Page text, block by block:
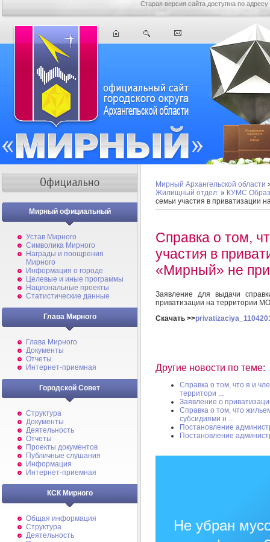
Старая версия сайта доступна по адресу
Мирный официальный
Устав Мирного
Символика Мирного
Награды и поощрения
Мирного
Информация о городе
Целевые и иные программы
Национальные проекты
Статистические данные
Глава Мирного
Глава Мирного
Документы
Отчеты
Интернет-приемная
Городской Совет
Структура
Документы
Деятельность
Отчеты
Проекты документов
Публичные слушания
Информация
Интернет-приемная
КСК Мирного
Общая информация
Структура
Деятельность
Мирный Архангельской области
Жилищный отдел: » КУМС
семьи участия в приватизации
Cправка о том,
участия в
«Мирный» не
Заявление для выдачи
приватизации на территории
Скачать >>
Другие новости по теме:
Справка о том, что я и
территори ...
Заявление о
Cправка о том, что
субсидиями н ...
Постановление
Постановление
Не убран